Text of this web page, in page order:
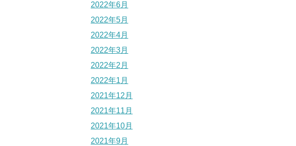
2022年6月
2022年5月
2022年4月
2022年3月
2022年2月
2022年1月
2021年12月
2021年11月
2021年10月
2021年9月